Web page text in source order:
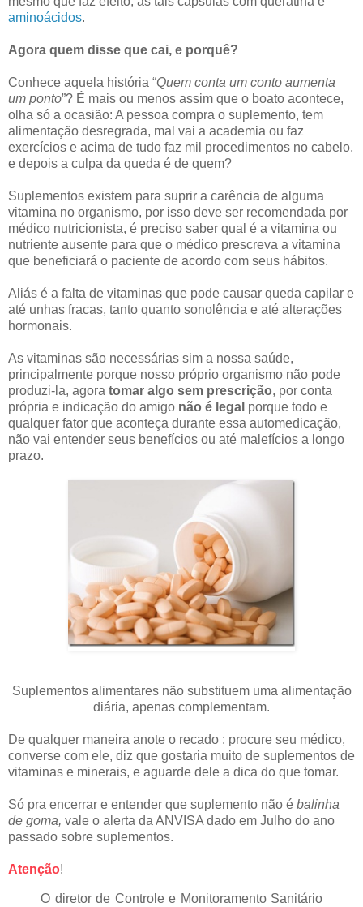
aminoácidos.
Agora quem disse que cai, e porquê?
Conhece aquela história “Quem conta um conto aumenta
um ponto”? É mais ou menos assim que o boato acontece,
olha só a ocasião: A pessoa compra o suplemento, tem
alimentação desregrada, mal vai a academia ou faz
exercícios e acima de tudo faz mil procedimentos no cabelo,
e depois a culpa da queda é de quem?
Suplementos existem para suprir a carência de alguma
vitamina no organismo, por isso deve ser recomendada por
médico nutricionista, é preciso saber qual é a vitamina ou
nutriente ausente para que o médico prescreva a vitamina
que beneficiará o paciente de acordo com seus hábitos.
Aliás é a falta de vitaminas que pode causar queda capilar e
até unhas fracas, tanto quanto sonolência e até alterações
hormonais.
As vitaminas são necessárias sim a nossa saúde,
principalmente porque nosso próprio organismo não pode
produzi-la, agora tomar algo sem prescrição, por conta
própria e indicação do amigo não é legal porque todo e
qualquer fator que aconteça durante essa automedicação,
não vai entender seus benefícios ou até malefícios a longo
prazo.
Suplementos alimentares não substituem uma alimentação
diária, apenas complementam.
De qualquer maneira anote o recado : procure seu médico,
converse com ele, diz que gostaria muito de suplementos de
vitaminas e minerais, e aguarde dele a dica do que tomar.
Só pra encerrar e entender que suplemento não é balinha
de goma, vale o alerta da ANVISA dado em Julho do ano
passado sobre suplementos.
Atenção!
O diretor de Controle e Monitoramento Sanitário